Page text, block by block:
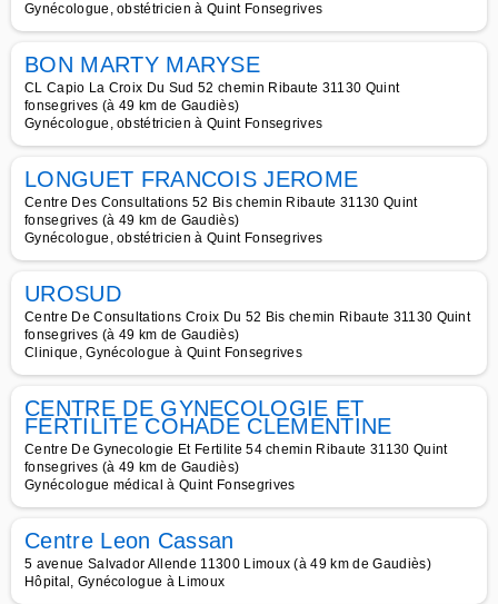
Gynécologue, obstétricien à Quint Fonsegrives
BON MARTY MARYSE
CL Capio La Croix Du Sud 52 chemin Ribaute 31130 Quint
fonsegrives (à 49 km de Gaudiès)
Gynécologue, obstétricien à Quint Fonsegrives
LONGUET FRANCOIS JEROME
Centre Des Consultations 52 Bis chemin Ribaute 31130 Quint
fonsegrives (à 49 km de Gaudiès)
Gynécologue, obstétricien à Quint Fonsegrives
UROSUD
Centre De Consultations Croix Du 52 Bis chemin Ribaute 31130 Quint
fonsegrives (à 49 km de Gaudiès)
Clinique, Gynécologue à Quint Fonsegrives
CENTRE DE GYNECOLOGIE ET
FERTILITE COHADE CLEMENTINE
Centre De Gynecologie Et Fertilite 54 chemin Ribaute 31130 Quint
fonsegrives (à 49 km de Gaudiès)
Gynécologue médical à Quint Fonsegrives
Centre Leon Cassan
5 avenue Salvador Allende 11300 Limoux (à 49 km de Gaudiès)
Hôpital, Gynécologue à Limoux